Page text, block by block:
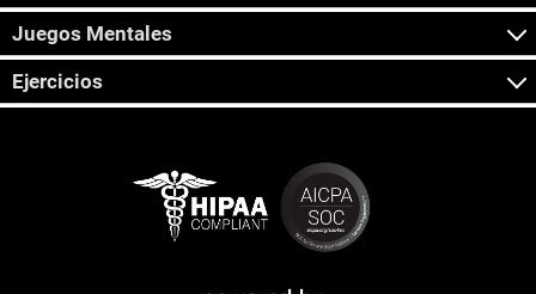
Juegos Mentales
Ejercicios